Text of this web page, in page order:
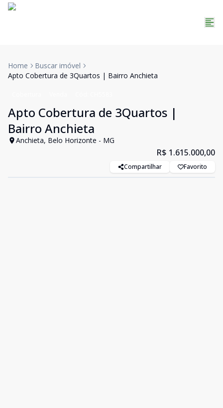
Home
Buscar imóvel
Apto Cobertura de 3Quartos | Bairro Anchieta
Apto Cobertura de 3Quartos |
Bairro Anchieta
Anchieta, Belo Horizonte - MG
R$ 1.615.000,00
Compartilhar Favorito